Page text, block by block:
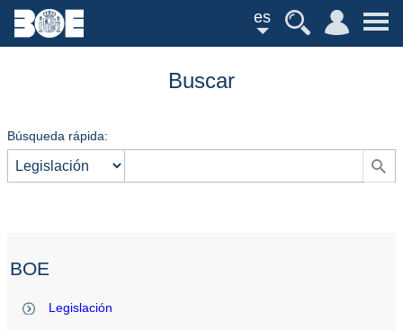
es
Buscar
Búsqueda rápida:
BOE
Legislación